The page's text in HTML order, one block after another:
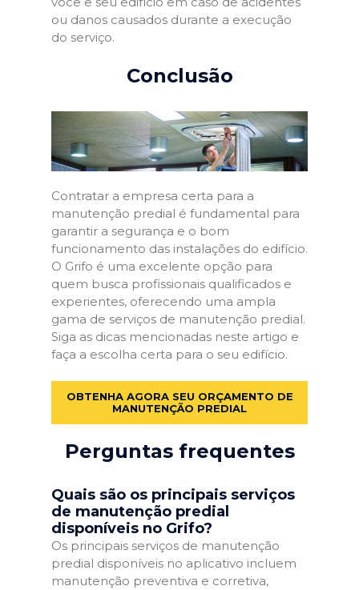
ou danos causados durante a execução
do serviço.
Conclusão
Contratar a empresa certa para a
manutenção predial é fundamental para
garantir a segurança e o bom
funcionamento das instalações do edifício.
O Grifo é uma excelente opção para
quem busca profissionais qualificados e
experientes, oferecendo uma ampla
gama de serviços de manutenção predial.
Siga as dicas mencionadas neste artigo e
faça a escolha certa para o seu edifício.
OBTENHA AGORA SEU ORÇAMENTO DE
MANUTENÇÃO PREDIAL
Perguntas frequentes
Quais são os principais serviços
de manutenção predial
disponíveis no Grifo?
Os principais serviços de manutenção
predial disponíveis no aplicativo incluem
manutenção preventiva e corretiva,